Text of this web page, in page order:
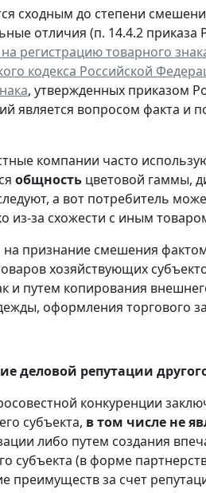
сходным до степени
отличия (п. 14.4.2 приказа
регистрацию товарного
кодекса Российской
, утвержденных приказом
является вопросом факта и
компании часто
общность цветовой гаммы,
а вот потребитель
из-за схожести с иным
признание смешения
хозяйствующих
и путем копирования
оформления торгового
деловой репутации
конкуренции
субъекта, в том числе не
либо путем создания
субъекта (в форме
преимуществ за счет